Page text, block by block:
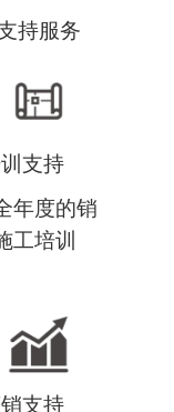
持服务
支持
年度的销
工培训
支持